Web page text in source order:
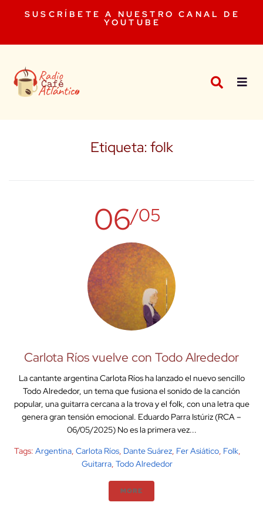
SUSCRÍBETE A NUESTRO CANAL DE
YOUTUBE
Etiqueta:folk
06/05
Carlota Ríos vuelve con Todo Alrededor
La cantante argentina Carlota Ríos ha lanzado el nuevo sencillo
Todo Alrededor, un tema que fusiona el sonido de la canción
popular, una guitarra cercana a la trova y el folk, con una letra que
genera gran tensión emocional. Eduardo Parra Istúriz (RCA –
06/05/2025) No es la primera vez...
Tags: Argentina, Carlota Ríos, Dante Suárez, Fer Asiático, Folk,
Guitarra, Todo Alrededor
MORE